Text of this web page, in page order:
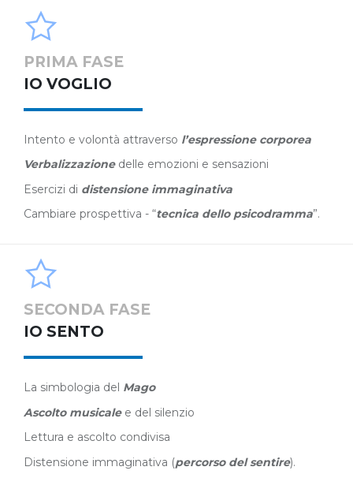
PRIMA FASE
IO VOGLIO
Intento e volontà attraverso l’espressione corporea
Verbalizzazionedelle emozioni e sensazioni
Esercizi di distensione immaginativa
Cambiare prospettiva - “tecnica dello psicodramma”.
SECONDA FASE
IO SENTO
La simbologia del Mago
Ascolto musicale e del silenzio
Lettura e ascolto condivisa
Distensione immaginativa (percorso del sentire).